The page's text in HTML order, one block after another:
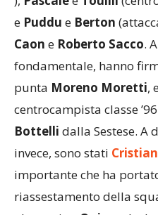
e PuddueBerton
CaoneRoberto Sacco.
fondamentale, hanno
puntaMoreno Moretti,
centrocampista classe
Bottellidalla Sestese. A
invece, sono stati
importante che ha
riassestamento della
alternative,Quirozche